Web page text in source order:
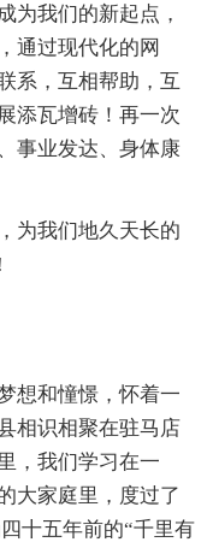
为我们的新起点，
通过现代化的网
系，互相帮助，互
添瓦增砖！再一次
事业发达、身体康
为我们地久天长的
想和憧憬，怀着一
相识相聚在驻马店
，我们学习在一
大家庭里，度过了
十五年前的“千里有